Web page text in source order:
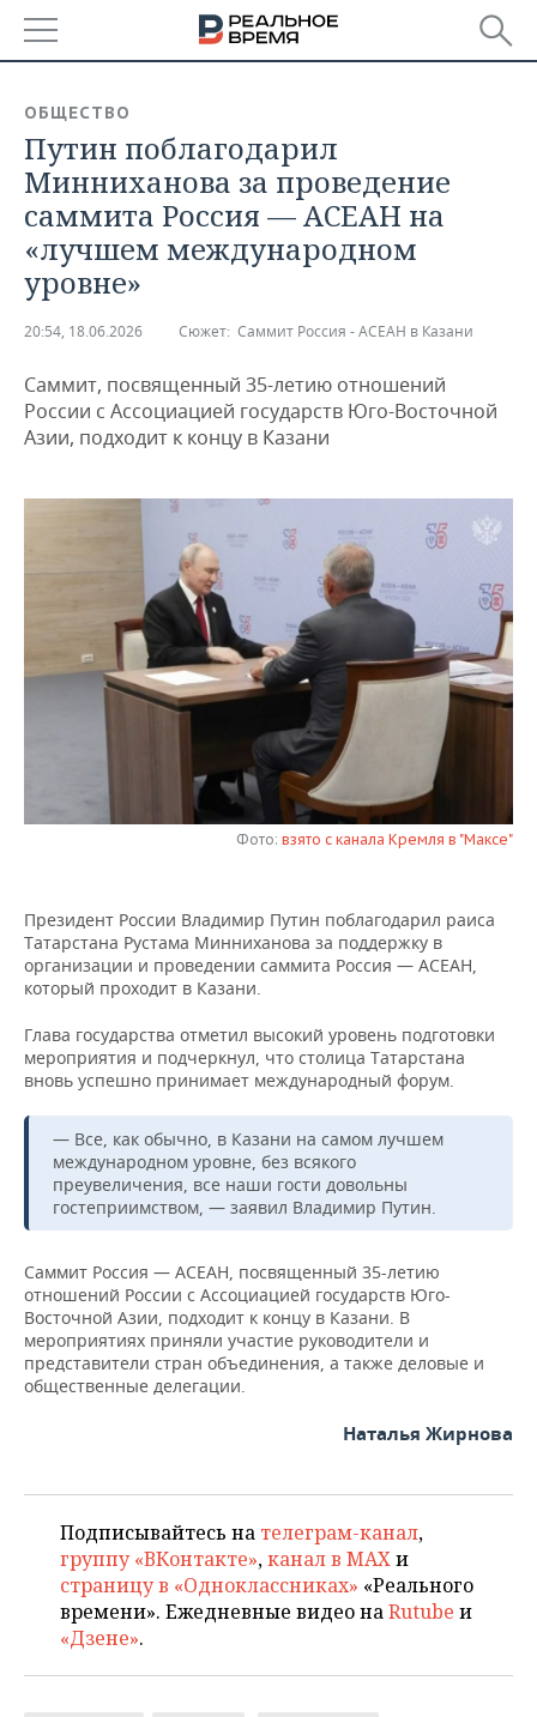
БАШКОРТОСТАН
ТАТАРСТАН
УДМУРТИЯ
НОВОСТИ
АНАЛИТИКА
НОВОСТИ АНАЛИТИКИ
ДЕКЛАРАЦИИ О ДОХОДАХ
ВУЗЫ ТАТАРСТАНА
ЭКОНОМИКА
НОВОСТИ ЭКОНОМИКИ
БАНКИ
ПРОМЫШЛЕННОСТЬ
ПРОМЫШЛЕННОСТИ
АГРОПРОМ
ЭНЕРГЕТИКА
НОВОСТИ НЕДВИЖИМОСТИ
АВТО
РОЗНИЧНАЯ ТОРГОВЛЯ
ТРАНСПОРТ
ТЕХНОЛОГИИ
НОВОСТИ ТЕХНОЛОГИЙ
ТЕЛЕКОММУНИКАЦИИ
МЕРОПРИЯТИЯ
НОВОСТИ МЕРОПРИЯТИЙ
ВЫЕЗДНАЯ РЕДАКЦИЯ
БИЗНЕС-БРАНЧИ
ONLINE-КОНФЕРЕНЦИИ
НОВОСТИ СПОРТА
ФУТБОЛ
ХОККЕЙ
ВОЛЕЙБОЛ
КИБЕРСПОРТ
ВОДНЫЕ ВИДЫ СПОРТА
ХОККЕЙ С МЯЧОМ
ОБЩЕСТВО
НОВОСТИ ОБЩЕСТВА
ВЛАСТЬ
ИСТОРИЯ
КУЛЬТУРА
ОБРАЗОВАНИЕ
ПРОИСШЕСТВИЯ
ФОТОГАЛЕРЕЯ
СЮЖЕТЫ
СПИСОК ПЕРСОН
СПИСОК КОМПАНИЙ
ПОЛНАЯ ВЕРСИЯ
ОБЩЕСТВО
Путин поблагодарил
Минниханова за проведение
саммита Россия — АСЕАН на
«лучшем международном
уровне»
20:54, 18.06.2026 Сюжет: Саммит Россия - АСЕАН в Казани
Саммит, посвященный 35-летию отношений
России с Ассоциацией государств Юго-Восточной
Азии, подходит к концу в Казани
Фото: взято с канала Кремля в "Максе"
Президент России Владимир Путин поблагодарил раиса
Татарстана Рустама Минниханова за поддержку в
организации и проведении саммита Россия — АСЕАН,
который проходит в Казани.
Глава государства отметил высокий уровень подготовки
мероприятия и подчеркнул, что столица Татарстана
вновь успешно принимает международный форум.
— Все, как обычно, в Казани на самом лучшем
международном уровне, без всякого
преувеличения, все наши гости довольны
гостеприимством, — заявил Владимир Путин.
Саммит Россия — АСЕАН, посвященный 35-летию
отношений России с Ассоциацией государств Юго-
Восточной Азии, подходит к концу в Казани. В
мероприятиях приняли участие руководители и
представители стран объединения, а также деловые и
общественные делегации.
Наталья Жирнова
Подписывайтесь на телеграм-канал,
группу «ВКонтакте»,канал в MAXи
страницу в «Одноклассниках» «Реального
времени». Ежедневные видео наRutube и
«Дзене».